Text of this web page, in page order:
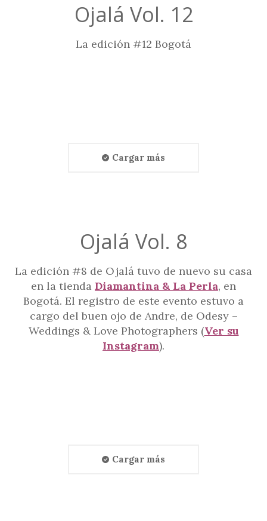
Ojalá Vol. 12
La edición #12 Bogotá
Cargar más
Ojalá Vol. 8
La edición #8 de Ojalá tuvo de nuevo su casa
en la tienda Diamantina & La Perla, en
Bogotá. El registro de este evento estuvo a
cargo del buen ojo de Andre, de Odesy –
Weddings & Love Photographers (Ver su
Instagram).
Cargar más